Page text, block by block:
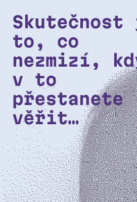
Skutečnost
to, co
nezmizí,
v to
přestanete
věřit…